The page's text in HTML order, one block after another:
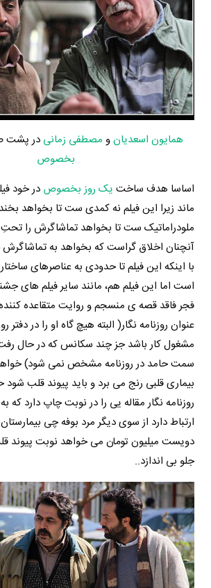
همایون اسعدیانو مصطفی زمانی در پشت
بخصوص
اساسا هدف ساخت یک روز بخصوصدر خود
ماند زیرا این فیلم نه کمدی ست تا بخواهد
ملودراماتیک ست تا بخواهد تماشاگرش را تحتِ
آنچنان اخلاق گراست که بخواهد به
با اینکه این فیلم تا حدودی به عناصرهای
است اما این فیلم هم، مانند سایر فیلم های
فجر فاقد قصه ی منسجم و روایت متقاعده
عنوان روزنامه نگار( البته هیچ گاه او را در دفتر
مشغول کار باشد جز چند سکانس که در حال
سمت حامد در روزنامه مشخص نمی شود)
بیماری قلبی رنج می برد و باید پیوند قلب شود
روزنامه نگار مقاله یی را در نوبت چاپ دارد که
ارتباط دارد از سوی دیگر مرد بوفه چی
دویست میلیون تومان می خواهد نوبت پیوند
جلو بی اندازد..